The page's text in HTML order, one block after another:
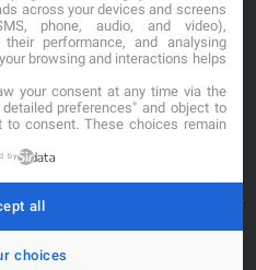
mostrados estén
estimaciones y no se
across your devices and screens
phone, audio, and video),
performance, and analysing
browsing and interactions helps
your consent at any time via the
preferences" and object to
consent. These choices remain
by
choices
all